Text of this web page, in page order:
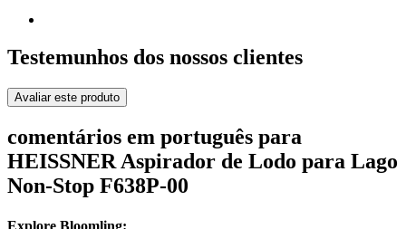
Testemunhos dos nossos clientes
Avaliar este produto
comentários em português para
HEISSNER Aspirador de Lodo para Lago
Non-Stop F638P-00
Explore Bloomling: